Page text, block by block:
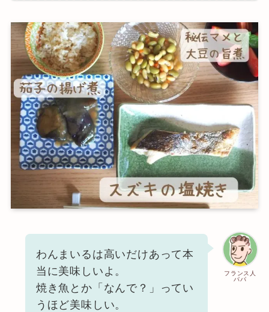
フランス人
パパ
わんまいるは高いだけあって本
当に美味しいよ。
焼き魚とか「なんで？」ってい
うほど美味しい。